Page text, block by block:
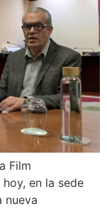
Film
en la sede
nueva